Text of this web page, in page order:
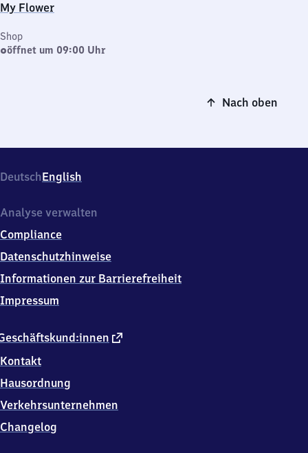
My Flower
Shop
öffnet um 09:00 Uhr
Nach oben
DeutschEnglish
externer
Kontakt
Hausordnung
Verkehrsunternehmen
Changelog
Analyse verwalten
Compliance
Datenschutzhinweise
Informationen zur Barrierefreiheit
Impressum